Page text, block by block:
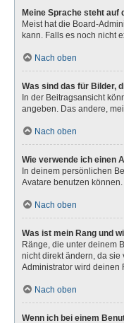
Meine Sprache steht auf
Meist hat die Board-
kann. Falls es noch nicht
Nach oben
Was sind das für Bilder,
In der Beitragsansicht
angeben. Das andere,
Nach oben
Wie verwende ich einen
In deinem persönlichen
Avatare benutzen
Nach oben
Was ist mein Rang und
Ränge, die unter deinem
nicht direkt ändern, da
Administrator wird deinen
Nach oben
Wenn ich bei einem